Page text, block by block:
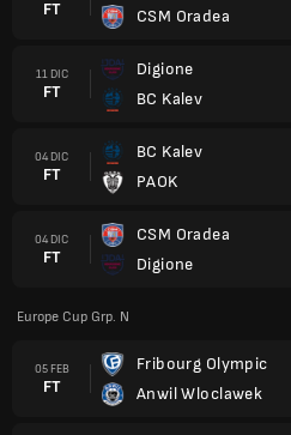
FT
CSM Oradea
11 DIC
FT
Digione
BC Kalev
04 DIC
FT
BC Kalev
PAOK
04 DIC
FT
CSM Oradea
Digione
Europe Cup Grp. N
05 FEB
FT
Fribourg Olympic
Anwil Wloclawek